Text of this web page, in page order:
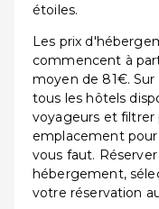
étoiles.
Les prix
commencent à
moyen de 81€.
tous les hôtels
voyageurs et filtrer
emplacement
vous faut.
hébergement,
votre réservation